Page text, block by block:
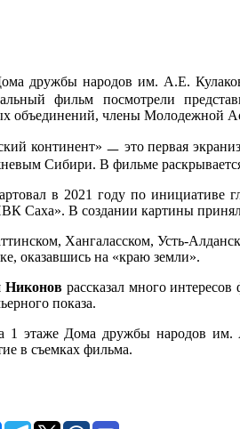
дружбы народов им. А.Е.
фильм посмотрели
объединений, члены Молодежной
континент» ㅡ это первая
Сибири. В фильме
в 2021 году по инициативе
Саха». В создании картины
Хангаласском, Усть-
оказавшись на «краю земли».
Никонов рассказал много
показа.
1 этаже Дома дружбы народов
в съемках фильма.